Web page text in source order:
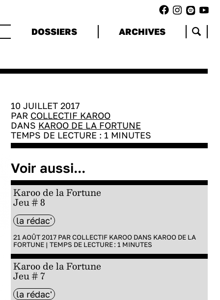
DOSSIERS ARCHIVES
10 JUILLET 2017
PAR COLLECTIF KAROO
DANS KAROO DE LA FORTUNE
TEMPS DE LECTURE : 1 MINUTES
Voir aussi...
Karoo de la Fortune
Jeu # 8
la rédac'
21 AOÛT 2017 PARCOLLECTIF KAROODANS KAROO DE LA
FORTUNE| TEMPS DE LECTURE : 1 MINUTES
Karoo de la Fortune
Jeu # 7
la rédac'